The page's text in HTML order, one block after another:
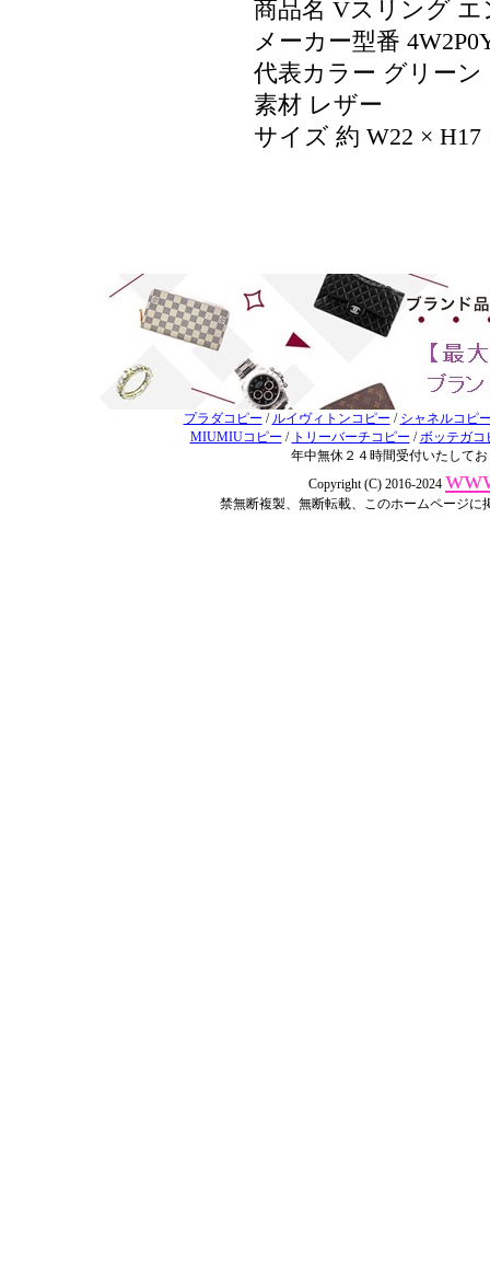
商品名 Vスリング
メーカー型番
代表カラー グリー
素材 レザー
サイズ 約 W22 × H17
プラダコピー / ルイヴィトンコピー / シャネルコピ
MIUMIUコピー / トリーバーチコピー /ボッテガコ
年中無休２４時間受付いたして
Copyright (C) 2016-2024
禁無断複製、無断転載、このホームページ